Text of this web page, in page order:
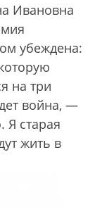
Ивановна
убеждена:
на три
война, —
Я старая
жить в